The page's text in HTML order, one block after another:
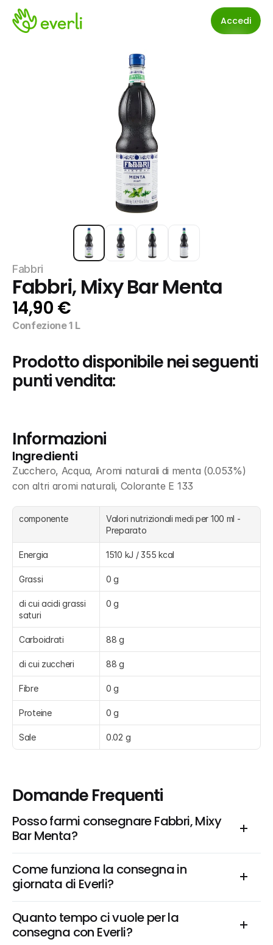
Accedi
Fabbri
Fabbri, Mixy Bar Menta
14,90 €
Confezione 1 L
Prodotto disponibile nei seguenti
punti vendita:
Informazioni
Ingredienti
Zucchero, Acqua, Aromi naturali di menta (0.053%)
con altri aromi naturali, Colorante E 133
componente
Valori nutrizionali medi per 100 ml -
Preparato
Energia 1510 kJ / 355 kcal
Grassi 0 g
di cui acidi grassi
saturi
0 g
Carboidrati 88 g
di cui zuccheri 88 g
Fibre 0 g
Proteine 0 g
Sale 0.02 g
Domande Frequenti
Posso farmi consegnare Fabbri, Mixy
Bar Menta?
Come funziona la consegna in
giornata di Everli?
Quanto tempo ci vuole per la
consegna con Everli?